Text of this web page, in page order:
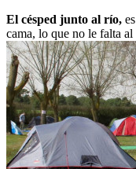
El césped junto al río,
cama, lo que no le falta al